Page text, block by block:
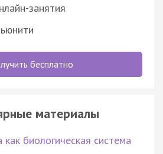
занятия
бесплатно
материалы
биологическая система